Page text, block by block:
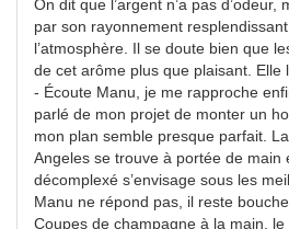
On dit que l’argent n’a pas
par son rayonnement
l’atmosphère. Il se doute bien que
de cet arôme plus que plaisant. Elle
- Écoute Manu, je me rapproche
parlé de mon projet de monter un
mon plan semble presque parfait.
Angeles se trouve à portée de main
décomplexé s’envisage sous les
Manu ne répond pas, il reste bouche
Coupes de champagne à la main,